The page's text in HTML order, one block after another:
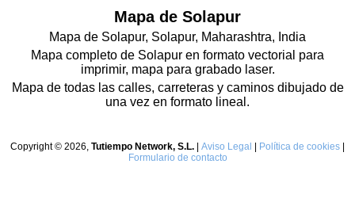
Mapa de Solapur
Mapa de Solapur, Solapur, Maharashtra, India
Mapa completo de Solapur en formato vectorial para
imprimir, mapa para grabado laser.
Mapa de todas las calles, carreteras y caminos dibujado de
una vez en formato lineal.
Copyright © 2026, Tutiempo Network, S.L. Aviso Legal Política de cookies
Formulario de contacto